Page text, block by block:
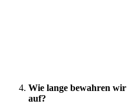
Wie lange bewahren wir
auf?